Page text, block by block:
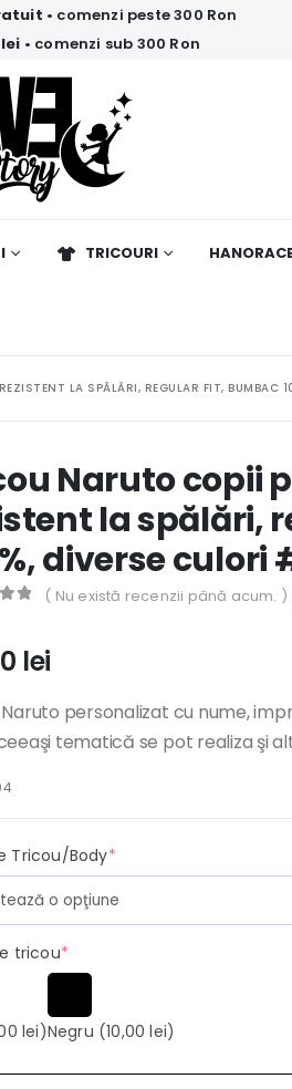
• comenzi peste 300 Ron
• comenzi sub 300 Ron
TRICOURI
LA SPĂLĂRI, REGULAR FIT, BUMBAC
Naruto copii
la spălări,
diverse culori
( Nu există recenzii până acum. )
lei
personalizat cu nume,
tematică se pot realiza şi
Tricou/Body*(required)
tricou*(required)
lei)Negru (10,00 lei)